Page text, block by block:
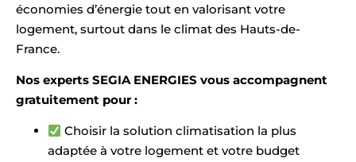
économies d’énergie tout en valorisant votre
logement, surtout dans le climat des Hauts-de-
France.
Nos experts SEGIA ENERGIES vous accompagnent
gratuitement pour :
Choisir la solution climatisation la plus
adaptée à votre logement et votre budget